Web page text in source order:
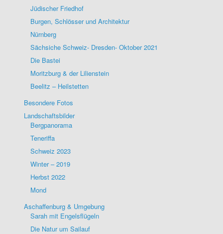
Jüdischer Friedhof
Burgen, Schlösser und Architektur
Nürnberg
Sächsiche Schweiz- Dresden- Oktober 2021
Die Bastei
Moritzburg & der Lilienstein
Beelitz – Heilstetten
Besondere Fotos
Landschaftsbilder
Bergpanorama
Teneriffa
Schweiz 2023
Winter – 2019
Herbst 2022
Mond
Aschaffenburg & Umgebung
Sarah mit Engelsflügeln
Die Natur um Sailauf